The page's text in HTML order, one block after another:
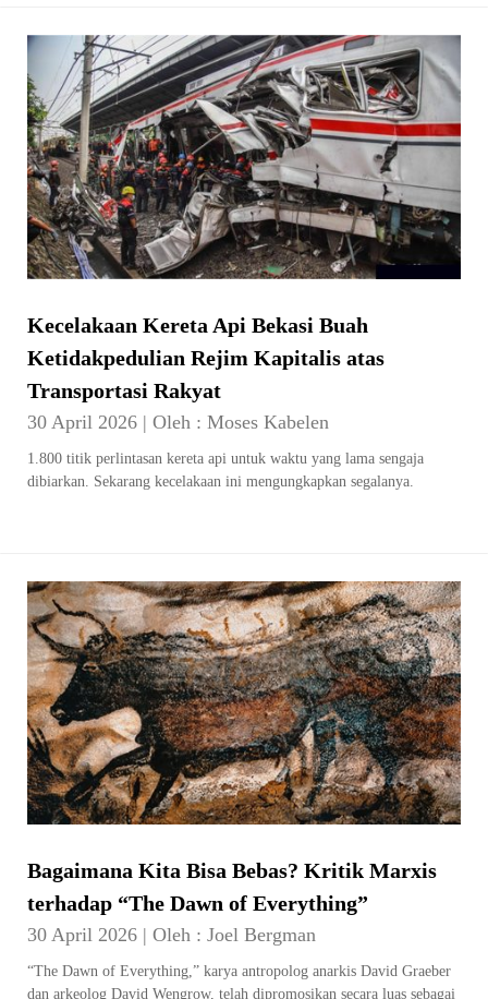
Kecelakaan Kereta Api Bekasi Buah
Ketidakpedulian Rejim Kapitalis atas
Transportasi Rakyat
30 April 2026 | Oleh : Moses Kabelen
1.800 titik perlintasan kereta api untuk waktu yang lama sengaja
dibiarkan. Sekarang kecelakaan ini mengungkapkan segalanya.
Bagaimana Kita Bisa Bebas? Kritik Marxis
terhadap “The Dawn of Everything”
30 April 2026 | Oleh : Joel Bergman
“The Dawn of Everything,” karya antropolog anarkis David Graeber
dan arkeolog David Wengrow, telah dipromosikan secara luas sebagai